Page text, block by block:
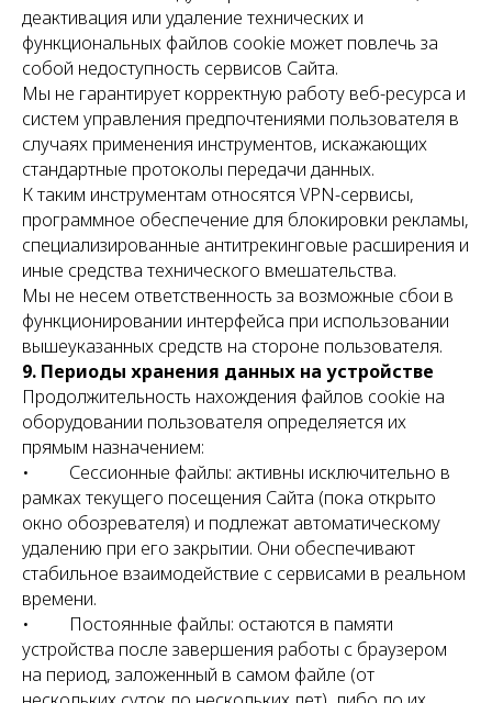
деактивация или удаление технических и
функциональных файлов cookie может повлечь за
собой недоступность сервисов Сайта.
Мы не гарантирует корректную работу веб-ресурса и
систем управления предпочтениями пользователя в
случаях применения инструментов, искажающих
стандартные протоколы передачи данных.
К таким инструментам относятся VPN-сервисы,
программное обеспечение для блокировки рекламы,
специализированные антитрекинговые расширения и
иные средства технического вмешательства.
Мы не несем ответственность за возможные сбои в
функционировании интерфейса при использовании
вышеуказанных средств на стороне пользователя.
9. Периоды хранения данных на устройстве
Продолжительность нахождения файлов cookie на
оборудовании пользователя определяется их
прямым назначением:
• Сессионные файлы: активны исключительно в
рамках текущего посещения Сайта (пока открыто
окно обозревателя) и подлежат автоматическому
удалению при его закрытии. Они обеспечивают
стабильное взаимодействие с сервисами в реальном
времени.
• Постоянные файлы: остаются в памяти
устройства после завершения работы с браузером
на период, заложенный в самом файле (от